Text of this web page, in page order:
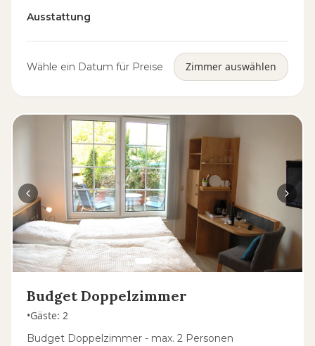
Ausstattung
Wähle ein Datum für Preise Zimmer auswählen
Budget Doppelzimmer
•Gäste: 2
Budget Doppelzimmer - max. 2 Personen